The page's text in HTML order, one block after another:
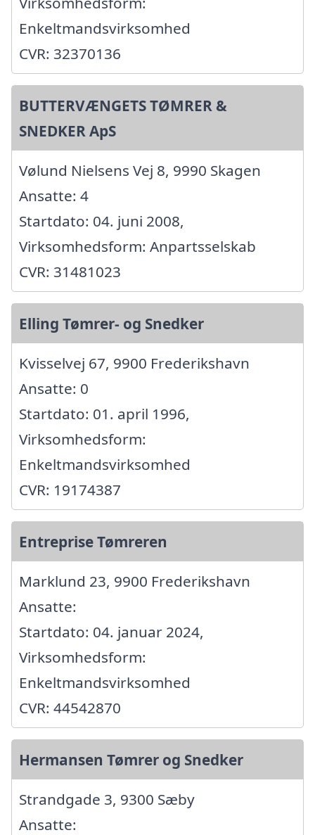
Enkeltmandsvirksomhed
CVR: 32370136
BUTTERVÆNGETS TØMRER &
SNEDKER ApS
Vølund Nielsens Vej 8, 9990 Skagen
Ansatte: 4
Startdato: 04. juni 2008,
Virksomhedsform: Anpartsselskab
CVR: 31481023
Elling Tømrer- og Snedker
Kvisselvej 67, 9900 Frederikshavn
Ansatte: 0
Startdato: 01. april 1996,
Virksomhedsform:
Enkeltmandsvirksomhed
CVR: 19174387
Entreprise Tømreren
Marklund 23, 9900 Frederikshavn
Ansatte:
Startdato: 04. januar 2024,
Virksomhedsform:
Enkeltmandsvirksomhed
CVR: 44542870
Hermansen Tømrer og Snedker
Strandgade 3, 9300 Sæby
Ansatte: